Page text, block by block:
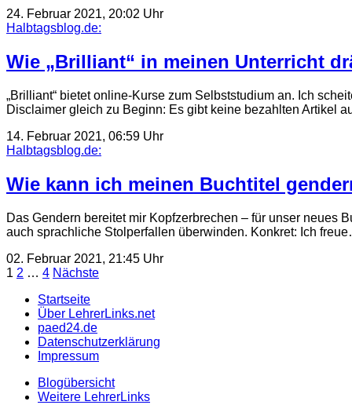
24. Februar 2021, 20:02 Uhr
Halbtagsblog.de:
Wie „Brilliant“ in meinen Unterricht
„Brilliant“ bietet online-Kurse zum Selbststudium an. Ich
Disclaimer gleich zu Beginn: Es gibt keine bezahlten Artikel
14. Februar 2021, 06:59 Uhr
Halbtagsblog.de:
Wie kann ich meinen Buchtitel
Das Gendern bereitet mir Kopfzerbrechen – für unser neues
auch sprachliche Stolperfallen überwinden. Konkret: Ich
02. Februar 2021, 21:45 Uhr
Seitennummerierung
der
Beiträge
1 2 … 4 Nächste
Startseite
Über LehrerLinks.net
paed24.de
Datenschutzerklärung
Impressum
Blogübersicht
Weitere LehrerLinks